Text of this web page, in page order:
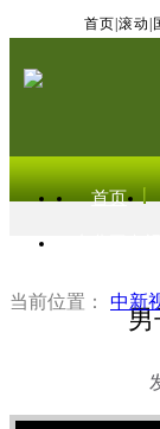
首页 滚动
首页
当前位置： 中新
男